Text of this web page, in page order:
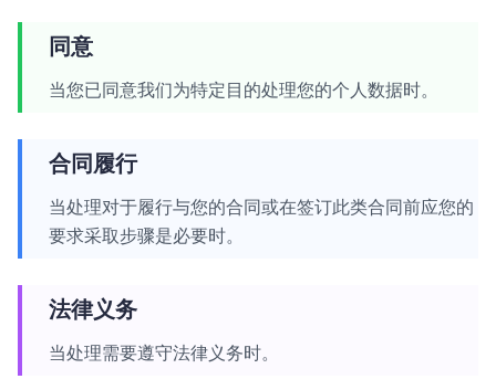
同意
当您已同意我们为特定目的处理您的个人数据时。
合同履行
当处理对于履行与您的合同或在签订此类合同前应您的
要求采取步骤是必要时。
法律义务
当处理需要遵守法律义务时。